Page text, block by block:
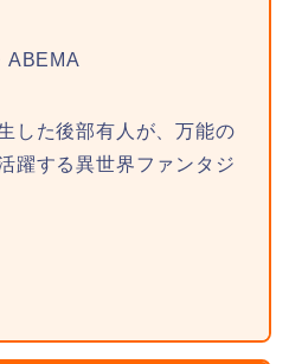
ABEMA
した後部有人が、万能の
躍する異世界ファンタジ